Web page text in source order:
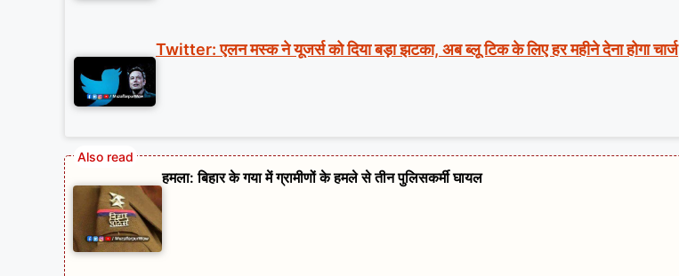
Twitter: एलन मस्क ने यूजर्स को दिया बड़ा झटका, अब ब्लू टिक के लिए हर महीने देना होगा चार्ज
हमला: बिहार के गया में ग्रामीणों के हमले से तीन पुलिसकर्मी घायल